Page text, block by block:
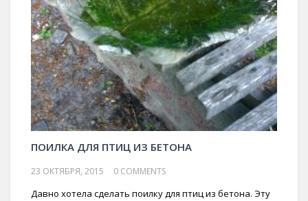
ПОИЛКА ДЛЯ ПТИЦ ИЗ БЕТОНА
23 ОКТЯБРЯ, 2015 0 COMMENTS
Давно хотела сделать поилку для птиц из бетона. Эту